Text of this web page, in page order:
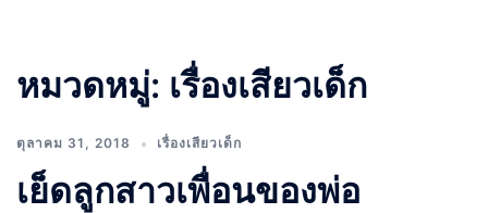
หมวดหมู่: เรื่องเสียวเด็ก
ตุลาคม 31, 2018 เรื่องเสียวเด็ก
เย็ดลูกสาวเพื่อนของพ่อ